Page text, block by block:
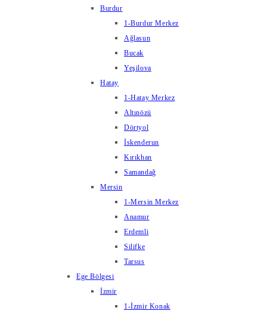
Burdur
1-Burdur Merkez
Ağlasun
Bucak
Yeşilova
Hatay
1-Hatay Merkez
Altınözü
Dörtyol
İskenderun
Kırıkhan
Samandağ
Mersin
1-Mersin Merkez
Anamur
Erdemli
Silifke
Tarsus
Ege Bölgesi
İzmir
1-İzmir Konak